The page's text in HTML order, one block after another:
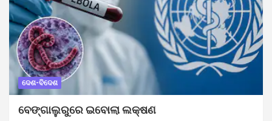
ଦେଶ-ବିଦେଶ
ବେଙ୍ଗାଲୁରୁରେ ଇବୋଲା ଲକ୍ଷଣ